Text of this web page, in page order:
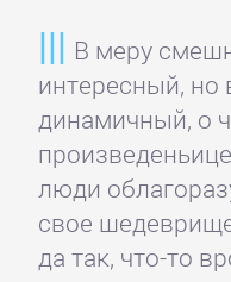
В меру
интересный, но
динамичный, о
люди
свое
да так, что-то
Недвижимость
О
бизнесе
популярно